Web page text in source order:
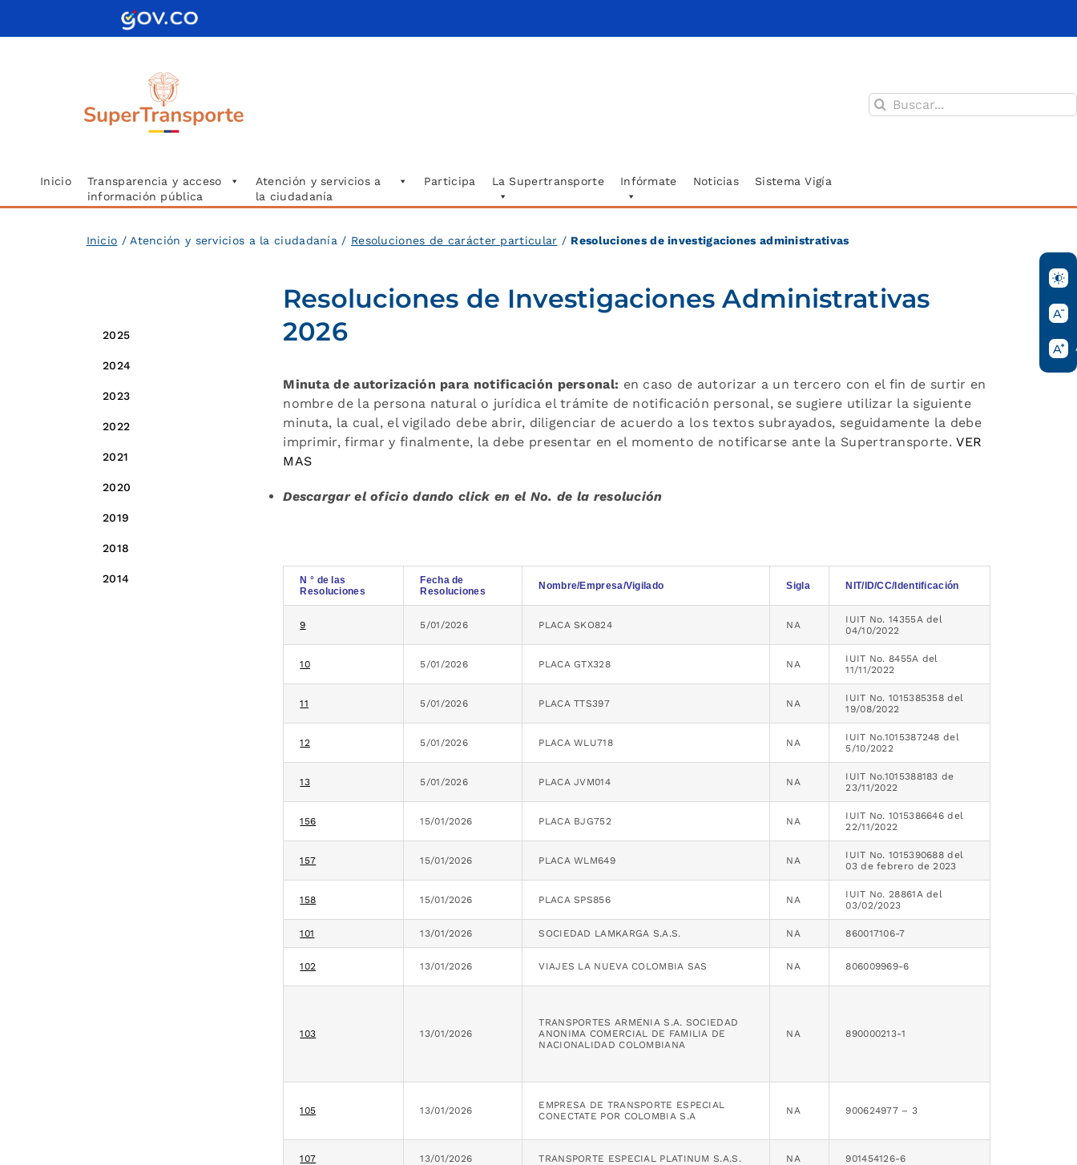
Buscar:
Inicio
Transparencia y acceso
información pública
Atención y servicios a
la ciudadanía
Participa La Supertransporte Infórmate Noticias Sistema Vigía
Inicio / Atención y servicios a la ciudadanía / Resoluciones de carácter particular / Resoluciones de investigaciones administrativas
2025
2024
2023
2022
2021
2020
2019
2018
2014
Resoluciones de Investigaciones Administrativas
2026
Minuta de autorización para notificación personal: en caso de autorizar a un tercero con el fin de surtir en
nombre de la persona natural o jurídica el trámite de notificación personal, se sugiere utilizar la siguiente
minuta, la cual, el vigilado debe abrir, diligenciar de acuerdo a los textos subrayados, seguidamente la debe
imprimir, firmar y finalmente, la debe presentar en el momento de notificarse ante la Supertransporte.VER
MAS
Descargar el oficio dando click en el No. de la resolución
N ° de las
Resoluciones
Fecha de
Resoluciones
Nombre/Empresa/Vigilado Sigla NIT/ID/CC/Identificación
9 5/01/2026 PLACA SKO824 NA
IUIT No. 14355A del
04/10/2022
10 5/01/2026 PLACA GTX328 NA
IUIT No. 8455A del
11/11/2022
11 5/01/2026 PLACA TTS397 NA
IUIT No. 1015385358 del
19/08/2022
12 5/01/2026 PLACA WLU718 NA
IUIT No.1015387248 del
5/10/2022
13 5/01/2026 PLACA JVM014 NA
IUIT No.1015388183 de
23/11/2022
156 15/01/2026 PLACA BJG752 NA
IUIT No. 1015386646 del
22/11/2022
157 15/01/2026 PLACA WLM649 NA
IUIT No. 1015390688 del
03 de febrero de 2023
158 15/01/2026 PLACA SPS856 NA
IUIT No. 28861A del
03/02/2023
101 13/01/2026 SOCIEDAD LAMKARGA S.A.S. NA 860017106-7
102 13/01/2026 VIAJES LA NUEVA COLOMBIA SAS NA 806009969-6
103 13/01/2026
TRANSPORTES ARMENIA S.A. SOCIEDAD
ANONIMA COMERCIAL DE FAMILIA DE
NACIONALIDAD COLOMBIANA
NA 890000213-1
105 13/01/2026
EMPRESA DE TRANSPORTE ESPECIAL
CONECTATE POR COLOMBIA S.A
NA 900624977 – 3
107 13/01/2026 TRANSPORTE ESPECIAL PLATINUM S.A.S. NA 901454126-6